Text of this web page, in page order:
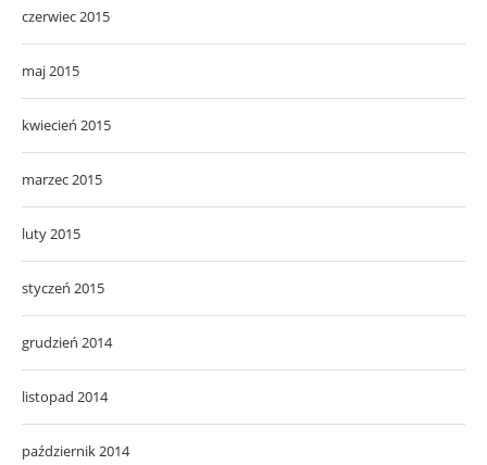
czerwiec 2015
maj 2015
kwiecień 2015
marzec 2015
luty 2015
styczeń 2015
grudzień 2014
listopad 2014
październik 2014